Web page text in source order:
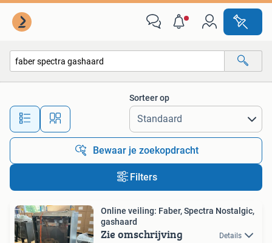
Alle afstanden…
Sorteer op
Bewaar je zoekopdracht
Filters
Online veiling: Faber, Spectra Nostalgic,
gashaard
Zie omschrijving Details